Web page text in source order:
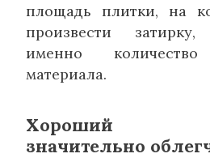
площадь плитки, на
произвести
именно количество
материала.
Хороший
значительно